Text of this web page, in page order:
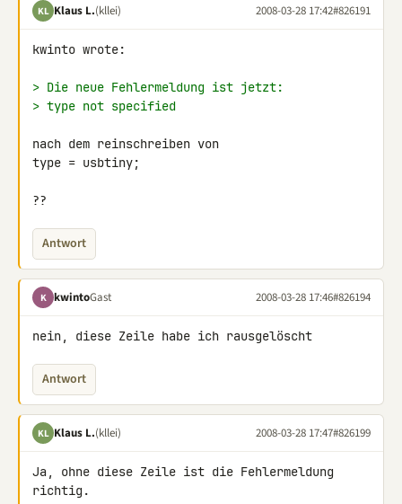
KL Klaus L.(kllei) 2008-03-28 17:42#826191
kwinto wrote:
> Die neue Fehlermeldung ist jetzt:
> type not specified
nach dem reinschreiben von
type = usbtiny;
??
Antwort
K kwintoGast 2008-03-28 17:46#826194
nein, diese Zeile habe ich rausgelöscht
Antwort
KL Klaus L.(kllei) 2008-03-28 17:47#826199
Ja, ohne diese Zeile ist die Fehlermeldung
richtig.